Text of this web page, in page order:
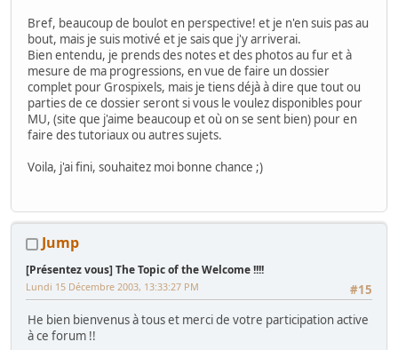
Bref, beaucoup de boulot en perspective! et je n'en suis pas au
bout, mais je suis motivé et je sais que j'y arriverai.
Bien entendu, je prends des notes et des photos au fur et à
mesure de ma progressions, en vue de faire un dossier
complet pour Grospixels, mais je tiens déjà à dire que tout ou
parties de ce dossier seront si vous le voulez disponibles pour
MU, (site que j'aime beaucoup et où on se sent bien) pour en
faire des tutoriaux ou autres sujets.
Voila, j'ai fini, souhaitez moi bonne chance ;)
Jump
[Présentez vous] The Topic of the Welcome !!!!
#15
Lundi 15 Décembre 2003, 13:33:27 PM
He bien bienvenus à tous et merci de votre participation active
à ce forum !!